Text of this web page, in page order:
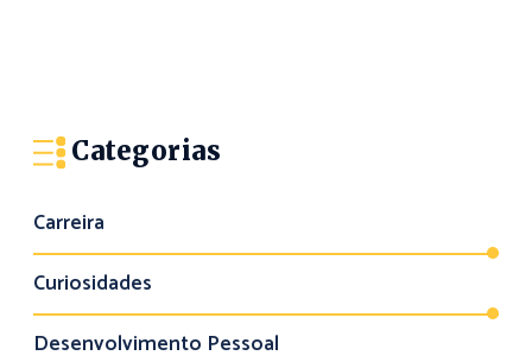
Categorias
Carreira
Curiosidades
Desenvolvimento Pessoal